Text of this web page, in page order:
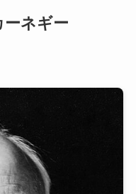
ーネギー